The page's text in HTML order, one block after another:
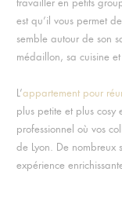
travailler en petits
est qu’il vous permet
semble autour de son
médaillon, sa cuisine
L’appartement pour
plus petite et plus cosy
professionnel où vos
de Lyon. De nombreux
expérience